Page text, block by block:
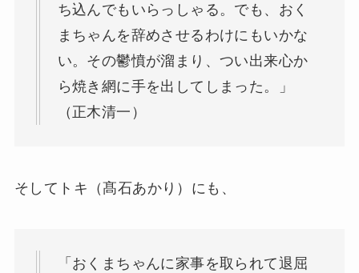
ち込んでもいらっしゃる。でも、おく
まちゃんを辞めさせるわけにもいかな
い。その鬱憤が溜まり、つい出来心か
ら焼き網に手を出してしまった。」
（正木清一）
そしてトキ（髙石あかり）にも、
「おくまちゃんに家事を取られて退屈